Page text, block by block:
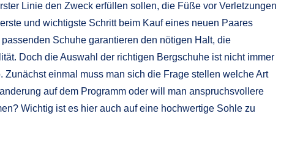
Linie den Zweck erfüllen sollen, die Füße vor Verletzungen
und wichtigste Schritt beim Kauf eines neuen Paares
Schuhe garantieren den nötigen Halt, die
Doch die Auswahl der richtigen Bergschuhe ist nicht immer
einmal muss man sich die Frage stellen welche Art
auf dem Programm oder will man anspruchsvollere
Wichtig ist es hier auch auf eine hochwertige Sohle zu